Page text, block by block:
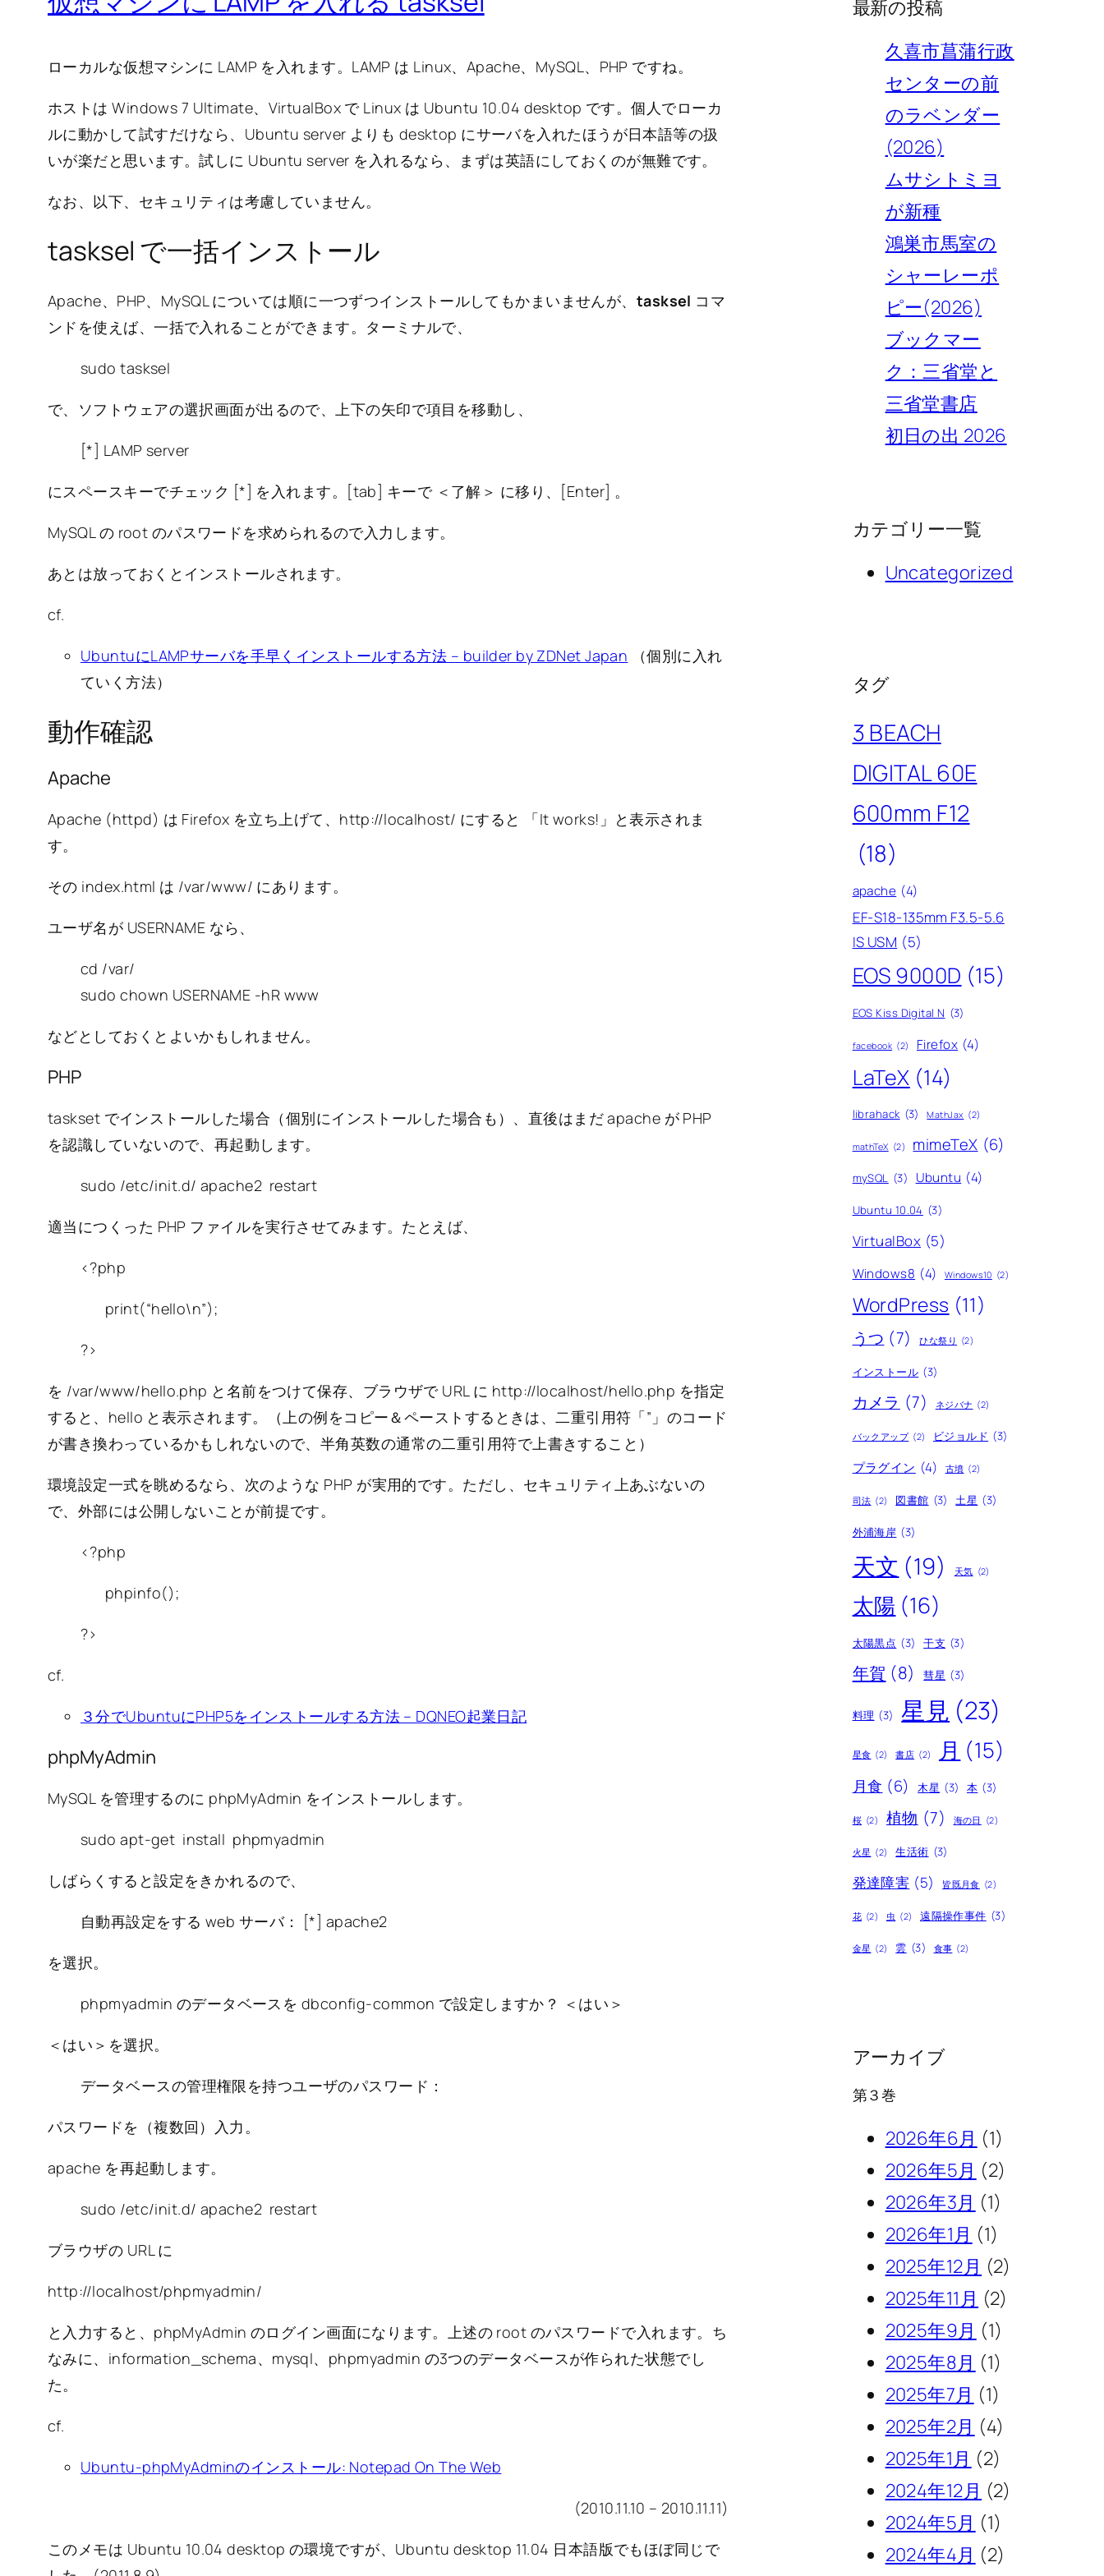
ローカルな仮想マシンに LAMP を入れます。LAMP は Linux、Apache、MySQL、PHP ですね。
ホストは Windows 7 Ultimate、VirtualBox で Linux は Ubuntu 10.04 desktop です。個人でローカ
ルに動かして試すだけなら、Ubuntu server よりも desktop にサーバを入れたほうが日本語等の扱
いが楽だと思います。試しに Ubuntu server を入れるなら、まずは英語にしておくのが無難です。
なお、以下、セキュリティは考慮していません。
tasksel で一括インストール
Apache、PHP、MySQL については順に一つずつインストールしてもかまいませんが、 tasksel コマ
ンドを使えば、一括で入れることができます。ターミナルで、
sudo tasksel
で、ソフトウェアの選択画面が出るので、上下の矢印で項目を移動し、
[*] LAMP server
にスペースキーでチェック [*] を入れます。[tab] キーで ＜了解＞ に移り、[Enter] 。
MySQL の root のパスワードを求められるので入力します。
あとは放っておくとインストールされます。
cf.
UbuntuにLAMPサーバを手早くインストールする方法 – builder by ZDNet Japan （個別に入れ
ていく方法）
動作確認
Apache
Apache (httpd) は Firefox を立ち上げて、http://localhost/ にすると 「It works!」と表示されま
す。
その index.html は /var/www/ にあります。
ユーザ名が USERNAME なら、
cd /var/
sudo chown USERNAME -hR www
などとしておくとよいかもしれません。
PHP
taskset でインストールした場合（個別にインストールした場合も）、直後はまだ apache が PHP
を認識していないので、再起動します。
sudo /etc/init.d/ apache2 restart
適当につくった PHP ファイルを実行させてみます。たとえば、
<?php
print(“hello\n”);
?>
を /var/www/hello.php と名前をつけて保存、ブラウザで URL に http://localhost/hello.php を指定
すると、hello と表示されます。（上の例をコピー＆ペーストするときは、二重引用符「”」のコード
が書き換わっているかもしれないので、半角英数の通常の二重引用符で上書きすること）
環境設定一式を眺めるなら、次のような PHP が実用的です。ただし、セキュリティ上あぶないの
で、外部には公開しないことが前提です。
<?php
phpinfo();
?>
cf.
３分でUbuntuにPHP5をインストールする方法 – DQNEO起業日記
phpMyAdmin
MySQL を管理するのに phpMyAdmin をインストールします。
sudo apt-get install phpmyadmin
しばらくすると設定をきかれるので、
自動再設定をする web サーバ： [*] apache2
を選択。
phpmyadmin のデータベースを dbconfig-common で設定しますか？ ＜はい＞
＜はい＞を選択。
データベースの管理権限を持つユーザのパスワード：
パスワードを（複数回）入力。
apache を再起動します。
sudo /etc/init.d/ apache2 restart
ブラウザの URL に
http://localhost/phpmyadmin/
と入力すると、phpMyAdmin のログイン画面になります。上述の root のパスワードで入れます。ち
なみに、information_schema、mysql、phpmyadmin の3つのデータベースが作られた状態でし
た。
cf.
Ubuntu-phpMyAdminのインストール: Notepad On The Web
(2010.11.10 – 2010.11.11)
このメモは Ubuntu 10.04 desktop の環境ですが、Ubuntu desktop 11.04 日本語版でもほぼ同じで
最新の投稿
久喜市菖蒲行政
センターの前
のラベンダー
(2026)
ムサシトミヨ
が新種
鴻巣市馬室の
シャーレーポ
ピー(2026)
ブックマー
ク：三省堂と
三省堂書店
初日の出 2026
カテゴリー一覧
Uncategorized
タグ
3 BEACH
DIGITAL 60E
600mm F12
(18)
apache (4)
EF-S18-135mm F3.5-5.6
IS USM (5)
EOS 9000D (15)
EOS Kiss Digital N (3)
facebook (2) Firefox (4)
LaTeX (14)
librahack (3) MathJax (2)
mathTeX (2) mimeTeX (6)
mySQL (3) Ubuntu (4)
Ubuntu 10.04 (3)
VirtualBox (5)
Windows8 (4) Windows10 (2)
WordPress (11)
うつ (7) ひな祭り (2)
インストール (3)
カメラ (7) ネジバナ (2)
バックアップ (2) ビジョルド (3)
プラグイン (4) 古墳 (2)
司法 (2) 図書館 (3) 土星 (3)
外浦海岸 (3)
天文 (19) 天気 (2)
太陽 (16)
太陽黒点 (3) 干支 (3)
年賀 (8) 彗星 (3)
料理 (3) 星見 (23)
星食 (2) 書店 (2) 月 (15)
月食 (6) 木星 (3) 本 (3)
桜 (2) 植物 (7) 海の日 (2)
火星 (2) 生活術 (3)
発達障害 (5) 皆既月食 (2)
花 (2) 虫 (2) 遠隔操作事件 (3)
金星 (2) 雲 (3) 食事 (2)
アーカイブ
第３巻
2026年6月 (1)
2026年5月 (2)
2026年3月 (1)
2026年1月 (1)
2025年12月 (2)
2025年11月 (2)
2025年9月 (1)
2025年8月 (1)
2025年7月 (1)
2025年2月 (4)
2025年1月 (2)
2024年12月 (2)
2024年5月 (1)
2024年4月 (2)